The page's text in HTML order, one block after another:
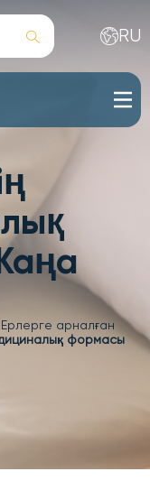
RU
Ерлерге арналған
формасы